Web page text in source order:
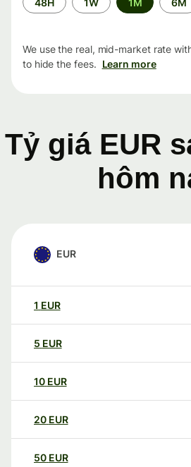
period
We use the real, mid-market rate
to hide the fees. Learn more
Tỷ giá EUR
hôm
EUR
1 EUR
5 EUR
10 EUR
20 EUR
50 EUR